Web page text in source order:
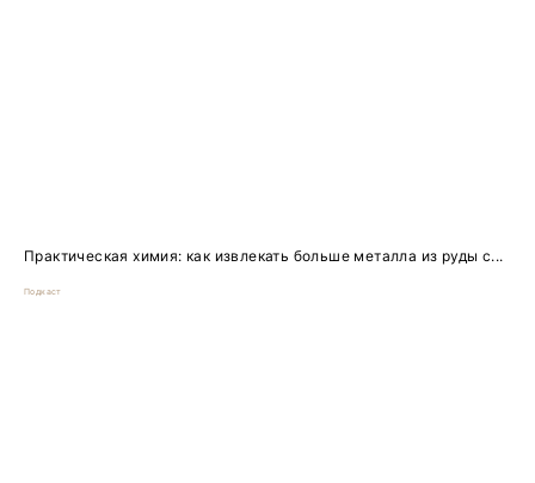
Практическая химия: как извлекать больше металла из руды с...
Подкаст